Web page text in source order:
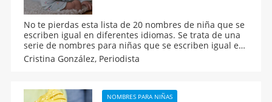
No te pierdas esta lista de 20 nombres de niña que se
escriben igual en diferentes idiomas. Se trata de una
serie de nombres para niñas que se escriben igual en
francés, español, inglés, italiano y portugués. Listado
de nombres femeninos que suenan bien en cualquier
Cristina González, Periodista
NOMBRES PARA NIÑAS